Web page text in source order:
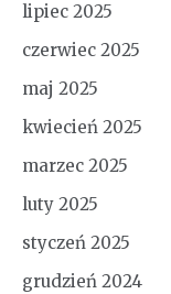
lipiec 2025
czerwiec 2025
maj 2025
kwiecień 2025
marzec 2025
luty 2025
styczeń 2025
grudzień 2024